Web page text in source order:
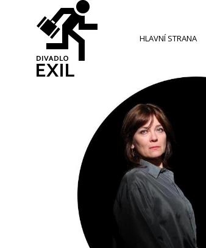
HLAVNÍ STRANA